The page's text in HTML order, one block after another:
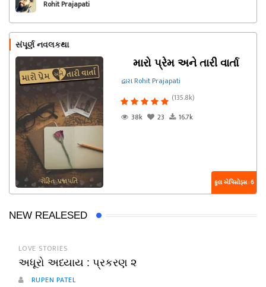
Rohit Prajapati
સંપૂર્ણ નવલકથા
મારો પ્રેમ અને તારી વાર્તા
દ્વારા Rohit Prajapati
(135.8k)
38k
23 16.7k
કુલ એપિસોડ્સ : 6
NEW REALESED
LOVE STORIES
અધૂરો અધ્યાય : પ્રકરણ ૨
RUPEN PATEL